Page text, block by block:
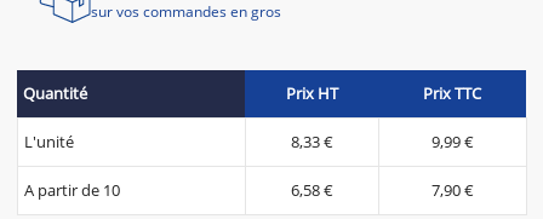
sur vos commandes en gros
Quantité Prix HT Prix TTC
L'unité 8,33 € 9,99 €
A partir de 10 6,58 € 7,90 €